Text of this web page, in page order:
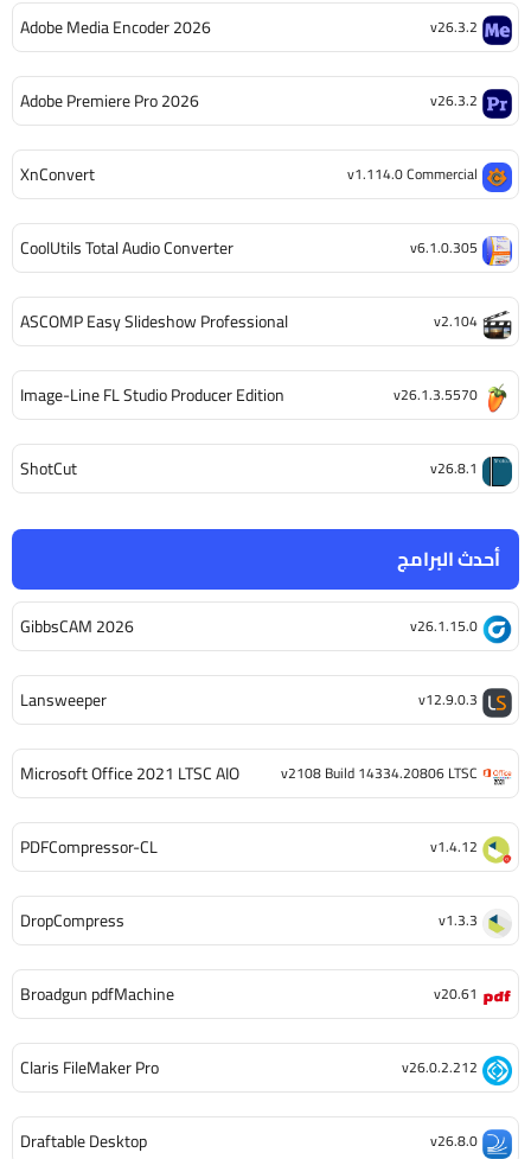
أحدث البرامج
GibbsCAM 2026 v26.1.15.0
Lansweeper v12.9.0.3
Microsoft Office 2021 LTSC AIO v2108 Build 14334.20806 LTSC
PDFCompressor-CL v1.4.12
DropCompress v1.3.3
Broadgun pdfMachine v20.61
Claris FileMaker Pro v26.0.2.212
Draftable Desktop v26.8.0
Adobe Media Encoder 2026 v26.3.2
Adobe Premiere Pro 2026 v26.3.2
XnConvert v1.114.0 Commercial
CoolUtils Total Audio Converter v6.1.0.305
ASCOMP Easy Slideshow Professional v2.104
Image-Line FL Studio Producer Edition v26.1.3.5570
ShotCut v26.8.1